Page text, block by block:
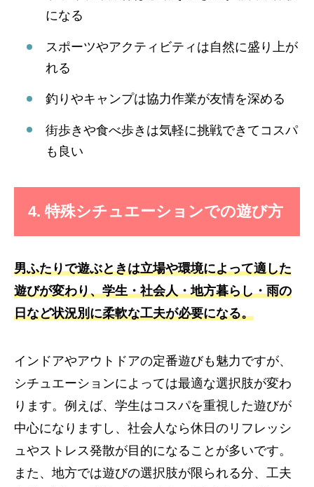
になる
スポーツやアクティビティは自然に盛り上が
れる
釣りやキャンプは協力作業が友情を深める
街歩きや食べ歩きは気軽に挑戦できてコスパ
も良い
4. 特殊シチュエーションでの遊び方
男ふたりで遊ぶときは立場や環境によって適した
遊びが変わり、学生・社会人・地方暮らし・雨の
日など状況別に柔軟な工夫が必要になる。
インドアやアウトドアの定番遊びも魅力ですが、
シチュエーションによっては最適な選択肢が変わ
ります。例えば、学生はコスパを重視した遊びが
中心になりますし、社会人なら休日のリフレッシ
ュやストレス発散が目的になることが多いです。
また、地方では遊びの選択肢が限られる分、工夫